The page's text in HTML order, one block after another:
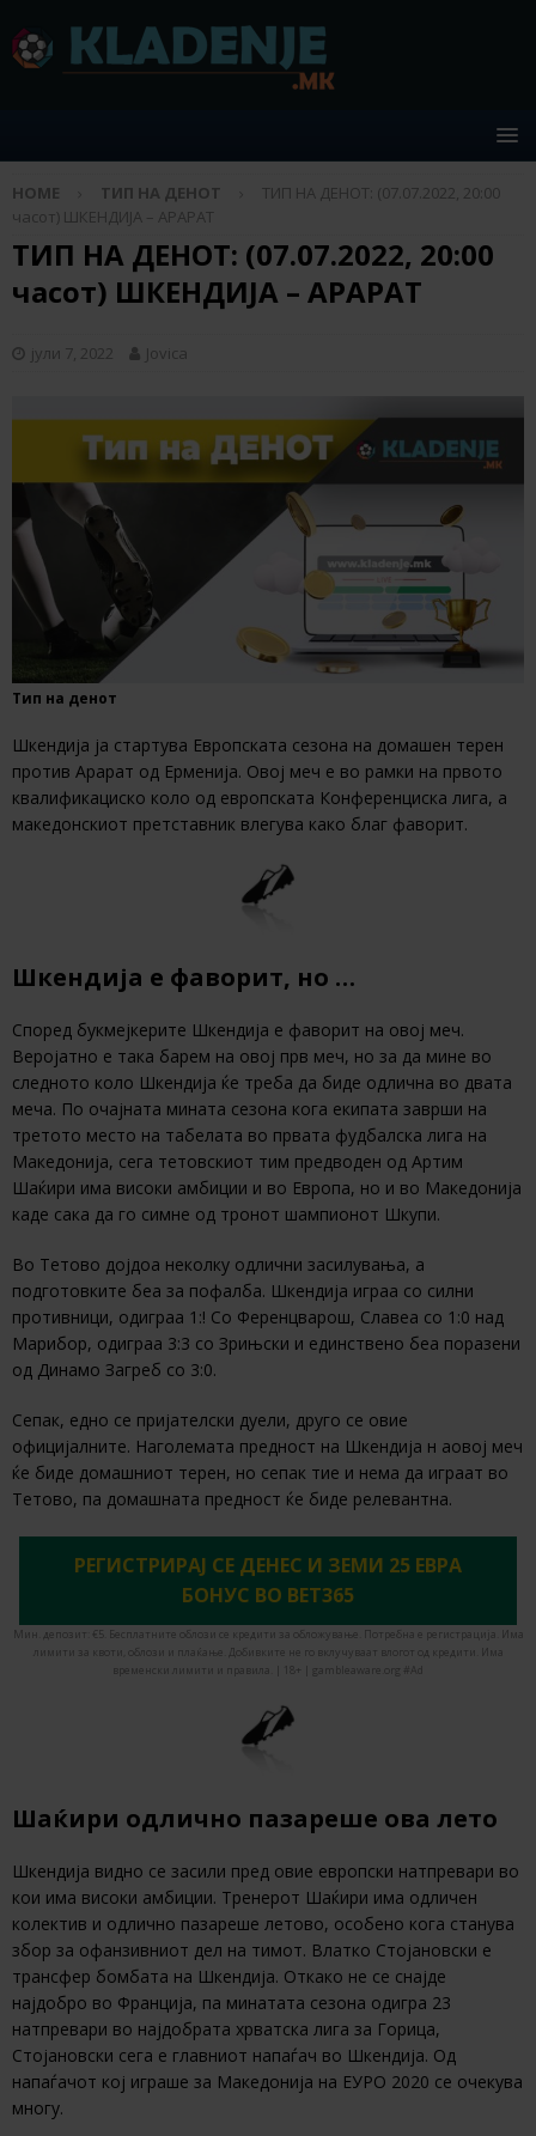
HOME ТИП НА ДЕНОТ
ТИП НА ДЕНОТ: (07.07.2022, 20:00
часот) ШКЕНДИЈА – АРАРАТ
ТИП НА ДЕНОТ: (07.07.2022, 20:00
часот) ШКЕНДИЈА – АРАРАТ
јули 7, 2022 Jovica
Тип на денот
Шкендија ја стартува Европската сезона на домашен терен
против Арарат од Ерменија. Овој меч е во рамки на првото
квалификациско коло од европската Конференциска лига, а
македонскиот претставник влегува како благ фаворит.
Шкендија е фаворит, но …
Според букмејкерите Шкендија е фаворит на овој меч.
Веројатно е така барем на овој прв меч, но за да мине во
следното коло Шкендија ќе треба да биде одлична во двата
меча. По очајната мината сезона кога екипата заврши на
третото место на табелата во првата фудбалска лига на
Македонија, сега тетовскиот тим предводен од Артим
Шаќири има високи амбиции и во Европа, но и во Македонија
каде сака да го симне од тронот шампионот Шкупи.
Во Тетово дојдоа неколку одлични засилувања, а
подготовките беа за пофалба. Шкендија играа со силни
противници, одиграа 1:! Со Ференцварош, Славеа со 1:0 над
Марибор, одиграа 3:3 со Зрињски и единствено беа поразени
од Динамо Загреб со 3:0.
Сепак, едно се пријателски дуели, друго се овие
официјалните. Наголемата предност на Шкендија н аовој меч
ќе биде домашниот терен, но сепак тие и нема да играат во
Тетово, па домашната предност ќе биде релевантна.
РЕГИСТРИРАЈ СЕ ДЕНЕС И ЗЕМИ 25 ЕВРА
БОНУС ВО BET365
Мин. депозит: €5. Бесплатните облози се кредити за обложување. Потребна е регистрација. Има
лимити за квоти, облози и плаќање. Добивките не го вклучуваат влогот од кредити. Има
временски лимити и правила. | 18+ | gambleaware.org #Ad
Шаќири одлично пазареше ова лето
Шкендија видно се засили пред овие европски натпревари во
кои има високи амбиции. Тренерот Шаќири има одличен
колектив и одлично пазареше летово, особено кога станува
збор за офанзивниот дел на тимот. Влатко Стојановски е
трансфер бомбата на Шкендија. Откако не се снајде
најдобро во Франција, па минатата сезона одигра 23
натпревари во најдобрата хрватска лига за Горица,
Стојановски сега е главниот напаѓач во Шкендија. Од
напаѓачот кој играше за Македонија на ЕУРО 2020 се очекува
многу.